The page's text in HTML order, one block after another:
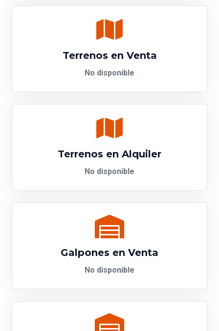
Terrenos en Venta
No disponible
Terrenos en Alquiler
No disponible
Galpones en Venta
No disponible